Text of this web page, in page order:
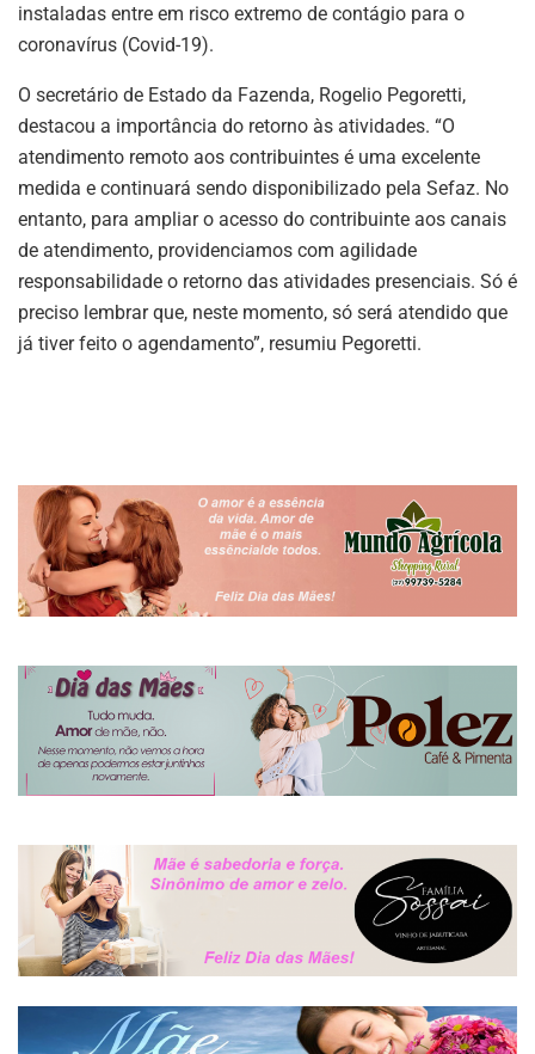
instaladas entre em risco extremo de contágio para o
coronavírus (Covid-19).
O secretário de Estado da Fazenda, Rogelio Pegoretti,
destacou a importância do retorno às atividades. “O
atendimento remoto aos contribuintes é uma excelente
medida e continuará sendo disponibilizado pela Sefaz. No
entanto, para ampliar o acesso do contribuinte aos canais
de atendimento, providenciamos com agilidade
responsabilidade o retorno das atividades presenciais. Só é
preciso lembrar que, neste momento, só será atendido que
já tiver feito o agendamento”, resumiu Pegoretti.